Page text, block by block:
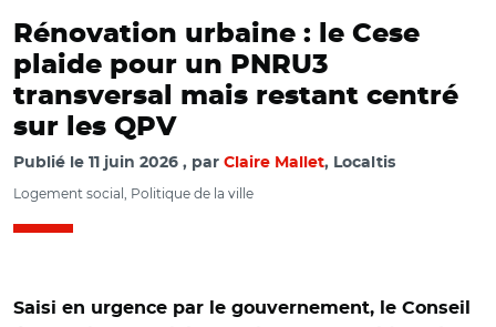
Rénovation urbaine : le Cese
plaide pour un PNRU3
transversal mais restant centré
sur les QPV
Publié le 11 juin 2026 par Claire Mallet, Localtis
Logement social, Politique de la ville
Saisi en urgence par le gouvernement, le Conseil